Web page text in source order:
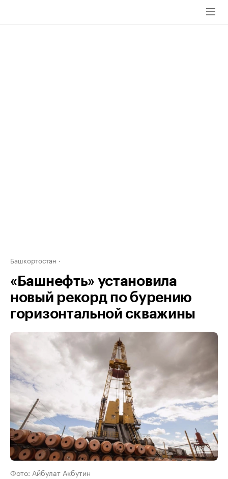
Башкортостан
«Башнефть» установила
новый рекорд по бурению
горизонтальной скважины
Фото: Айбулат Акбутин